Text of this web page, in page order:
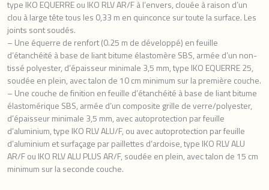
type IKO EQUERRE ou IKO RLV AR/F à l’envers, clouée à raison d’un
clou à large tête tous les 0,33 m en quinconce sur toute la surface. Les
joints sont soudés.
– Une équerre de renfort (0.25 m de développé) en feuille
d’étanchéité à base de liant bitume élastomère SBS, armée d’un non-
tissé polyester, d’épaisseur minimale 3,5 mm, type IKO EQUERRE 25,
soudée en plein, avec talon de 10 cm minimum sur la première couche.
– Une couche de finition en feuille d’étanchéité à base de liant bitume
élastomérique SBS, armée d’un composite grille de verre/polyester,
d’épaisseur minimale 3,5 mm, avec autoprotection par feuille
d’aluminium, type IKO RLV ALU/F, ou avec autoprotection par feuille
d’aluminium et surfaçage par paillettes d’ardoise, type IKO RLV ALU
AR/F ou IKO RLV ALU PLUS AR/F, soudée en plein, avec talon de 15 cm
minimum sur la seconde couche.